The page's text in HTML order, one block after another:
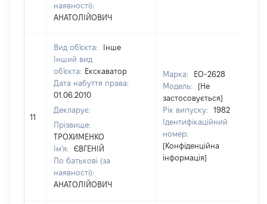
наявності):
АНАТОЛІЙОВИЧ
11
Вид об'єкта:
Інше
Інший вид
об'єкта: Екскаватор
Дата набуття права:
01.06.2010
Декларує:
Прізвище:
ТРОХИМЕНКО
Ім'я:
ЄВГЕНІЙ
По батькові (за
наявності):
АНАТОЛІЙОВИЧ
Марка:
ЕО-2628
Модель:
[Не
застосовується]
Рік випуску:
1982
Ідентифікаційний
номер:
[Конфіденційна
інформація]